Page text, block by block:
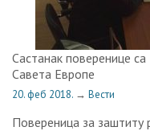
Састанак поверенице
Савета Европе
20. феб 2018. → Вести
Повереница за заштиту